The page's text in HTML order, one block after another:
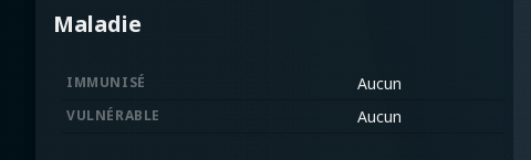
Maladie
IMMUNISÉ Aucun
VULNÉRABLE Aucun